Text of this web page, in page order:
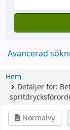
Avancerad
Hem
Detaljer för:
Normalvy